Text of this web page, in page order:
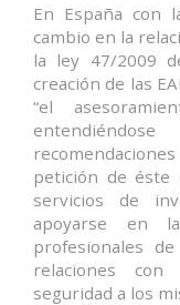
En España con
cambio en la
la ley 47/2009
creación de las
“el
petición de éste
servicios de
apoyarse en
profesionales
relaciones
seguridad a los